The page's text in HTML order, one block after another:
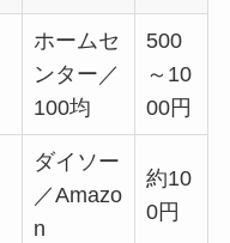
ホームセ
ンター／
100均
500
～10
00円
ダイソー
／Amazo
n
約10
0円